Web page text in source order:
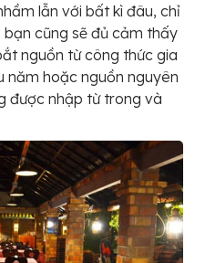
lẫn với bất kì đâu, chỉ
cũng sẽ đủ cảm thấy
nguồn từ công thức gia
năm hoặc nguồn nguyên
được nhập từ trong và